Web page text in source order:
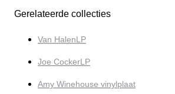
Gerelateerde collecties
Van HalenLP
Joe CockerLP
Amy Winehouse vinylplaat